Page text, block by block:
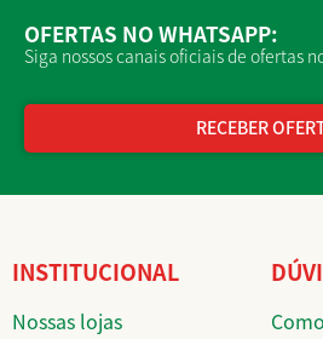
OFERTAS NO WHATSAPP:
Siga nossos canais oficiais de ofertas
RECEBER
INSTITUCIONAL
Nossas lojas